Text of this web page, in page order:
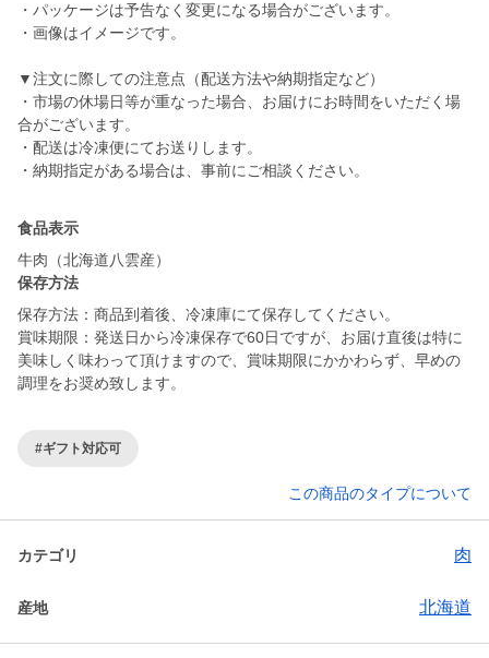
・パッケージは予告なく変更になる場合がございます。
・画像はイメージです。
▼注文に際しての注意点（配送方法や納期指定など）
・市場の休場日等が重なった場合、お届けにお時間をいただく場
合がございます。
・配送は冷凍便にてお送りします。
・納期指定がある場合は、事前にご相談ください。
食品表示
牛肉（北海道八雲産）
保存方法
保存方法：商品到着後、冷凍庫にて保存してください。
賞味期限：発送日から冷凍保存で60日ですが、お届け直後は特に
美味しく味わって頂けますので、賞味期限にかかわらず、早めの
調理をお奨め致します。
#ギフト対応可
この商品のタイプについて
カテゴリ 肉
産地 北海道